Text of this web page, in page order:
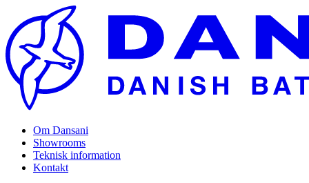
Om Dansani
Showrooms
Teknisk information
Kontakt